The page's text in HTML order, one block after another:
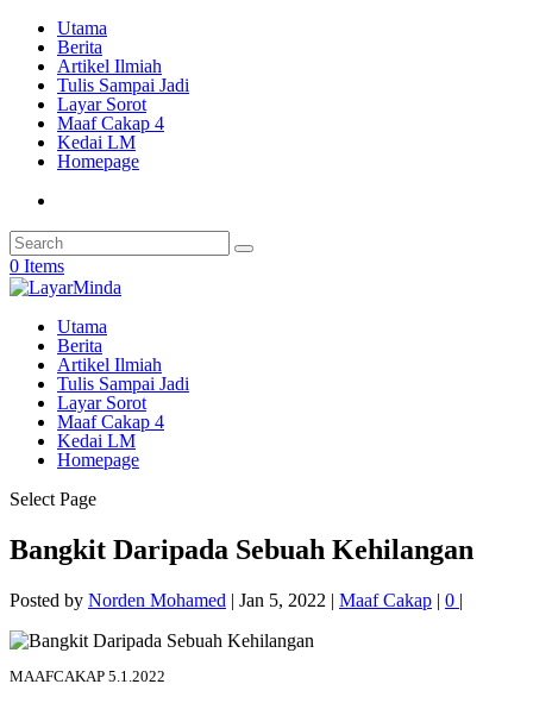
Utama
Berita
Artikel Ilmiah
Tulis Sampai Jadi
Layar Sorot
Maaf Cakap 4
Kedai LM
Homepage
0 Items
Utama
Berita
Artikel Ilmiah
Tulis Sampai Jadi
Layar Sorot
Maaf Cakap 4
Kedai LM
Homepage
Select Page
Bangkit Daripada Sebuah Kehilangan
Posted by Norden Mohamed | Jan 5, 2022 | Maaf Cakap | 0 |
MAAFCAKAP 5.1.2022